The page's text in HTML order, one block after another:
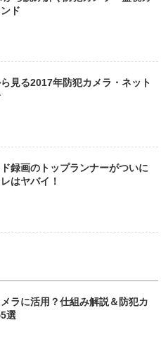
ド
見る2017年防犯カメラ・ネット
録画のトップランナーがついに
はヤバイ！
ラに活用？仕組み解説＆防犯カ
選